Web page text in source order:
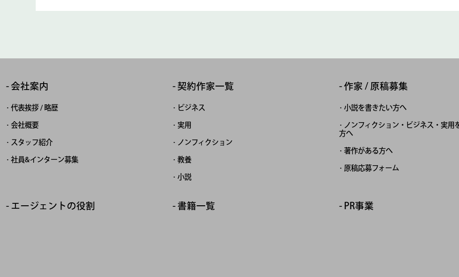
会社案内
代表挨拶 / 略歴
会社概要
スタッフ紹介
社員&インターン募集
契約作家一覧
ビジネス
実用
ノンフィクション
教養
小説
作家 / 原稿募集
小説を書きたい方へ
ノンフィクション・ビジネス・実用
方へ
著作がある方へ
原稿応募フォーム
エージェントの役割 書籍一覧 PR事業